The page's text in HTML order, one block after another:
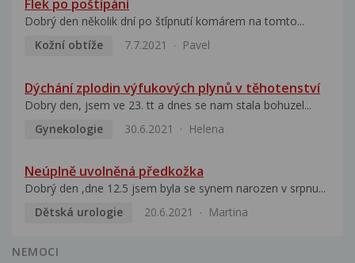
Flek po poštípání
Dobrý den několik dní po šťípnutí komárem na tomto...
Kožní obtíže
7.7.2021 Pavel
Dýchání zplodin výfukových plynů v těhotenství
Dobry den, jsem ve 23. tt a dnes se nam stala bohuzel...
Gynekologie
30.6.2021 Helena
Neúplně uvolněná předkožka
Dobrý den ,dne 12.5 jsem byla se synem narozen v srpnu...
Dětská urologie
20.6.2021 Martina
NEMOCI